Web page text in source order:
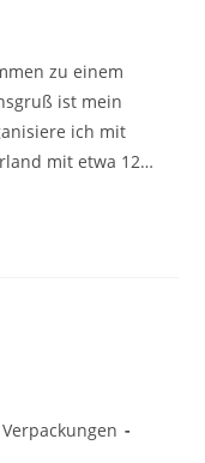
zu einem
ist mein
ich mit
mit etwa 12…
Verpackungen